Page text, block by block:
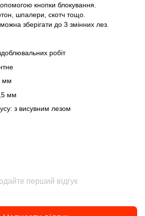
кнопки блокування.
шпалери, скотч тощо.
зберігати до 3 змінних лез.
робіт
мм
мм
з висувним лезом
перший відгук